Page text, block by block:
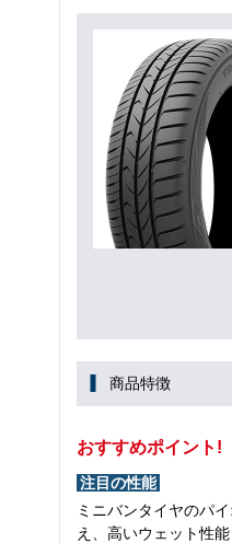
商品特徴
おすすめポイント!
注目の性能
ミニバンタイヤのパ
え、高いウェット性